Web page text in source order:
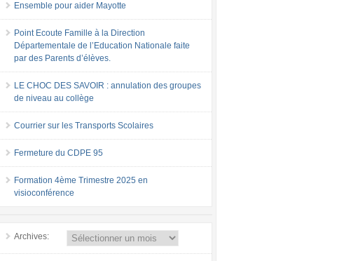
Ensemble pour aider Mayotte
Point Ecoute Famille à la Direction
Départementale de l’Education Nationale faite
par des Parents d’élèves.
LE CHOC DES SAVOIR : annulation des groupes
de niveau au collège
Courrier sur les Transports Scolaires
Fermeture du CDPE 95
Formation 4ème Trimestre 2025 en
visioconférence
Archives: